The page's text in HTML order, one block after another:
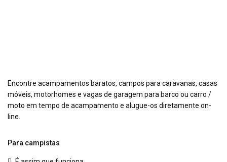
Encontre acampamentos baratos, campos para caravanas, casas
móveis, motorhomes e vagas de garagem para barco ou carro /
moto em tempo de acampamento e alugue-os diretamente on-
line.
Para campistas